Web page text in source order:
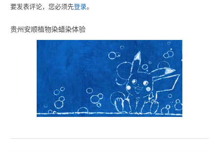
要发表评论，您必须先登录。
贵州安顺植物染蜡染体验